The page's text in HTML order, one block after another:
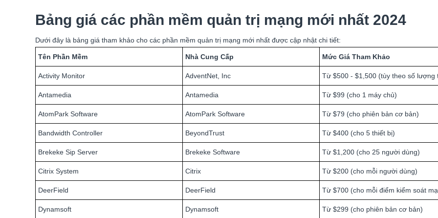
Bảng giá các phần mềm quản trị mạng mới nhất 2024
Dưới đây là bảng giá tham khảo cho các phần mềm quản trị mạng mới nhất được cập nhật chi tiết:
Tên Phần Mềm Nhà Cung Cấp Mức Giá Tham Khảo
Activity Monitor AdventNet, Inc Từ $500 - $1,500 (tùy theo số lượng
Antamedia Antamedia Từ $99 (cho 1 máy chủ)
AtomPark Software AtomPark Software Từ $79 (cho phiên bản cơ bản)
Bandwidth Controller BeyondTrust Từ $400 (cho 5 thiết bị)
Brekeke Sip Server Brekeke Software Từ $1,200 (cho 25 người dùng)
Citrix System Citrix Từ $200 (cho mỗi người dùng)
DeerField DeerField Từ $700 (cho mỗi điểm kiểm soát
Dynamsoft Dynamsoft Từ $299 (cho phiên bản cơ bản)